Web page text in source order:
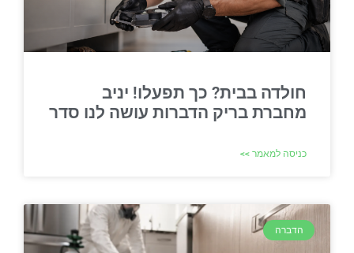
חולדה בבית? כך תפעלו! יניב
מחברת בריק הדברות עושה לנו סדר
כניסה למאמר >>
הדברה